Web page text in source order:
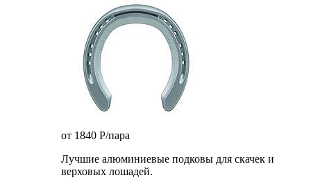
от 1840 P/пара
Лучшие алюминиевые подковы для скачек и
верховых лошадей.